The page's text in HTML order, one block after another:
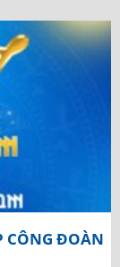
CÔNG ĐOÀN